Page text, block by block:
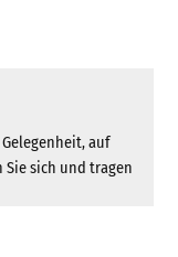
auf
sich und tragen